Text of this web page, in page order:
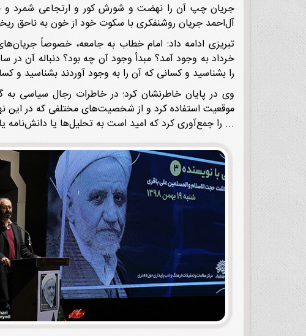
جریان چپ آن را نهضت و شورش کور و ارتجاعی شمرد و
آل‌‌احمد جریان روشنفکری با سکوت خود از خون به ناحق
تبریزی ادامه داد: امام خطاب به جامعه، خصوصاً
خرداد به وجود آمد؟ مبدأ وجود آن چه بود؟ دنباله آن
را بشناسید و کسانی که آن را به وجود آوردند بشناسید و
وی در پایان خاطرنشان کرد: در خاطرات رجال سیاسی به
موقعیت استفاده کرد و از شخصیت‌های مختلفی که در این
... را جمع‌آوری کرد که امید است به تحلیل‌ها یا دانش‌نامه